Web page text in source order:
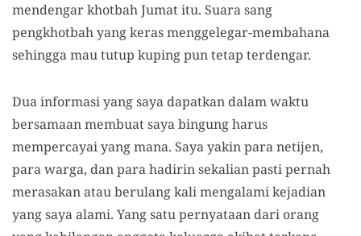
mendengar khotbah Jumat itu. Suara sang
pengkhotbah yang keras menggelegar-membahana
sehingga mau tutup kuping pun tetap terdengar.
Dua informasi yang saya dapatkan dalam waktu
bersamaan membuat saya bingung harus
mempercayai yang mana. Saya yakin para netijen,
para warga, dan para hadirin sekalian pasti pernah
merasakan atau berulang kali mengalami kejadian
yang saya alami. Yang satu pernyataan dari orang